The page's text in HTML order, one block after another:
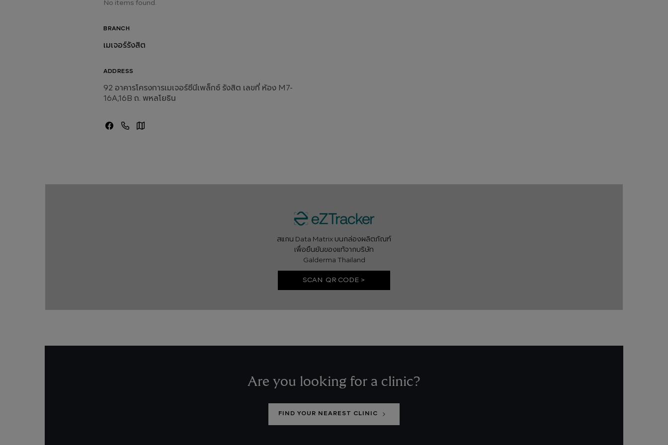
No items found.
BRANCH
เมเจอร์รังสิต
ADDRESS
92 อาคารโครงการเมเจอร์ซีนีเพล็กซ์ รังสิต เลขที่ ห้อง M7-
16A,16B ถ. พหลโยธิน
สแกน Data Matrix บนกล่องผลิตภัณฑ์
เพื่อยืนยันของแท้จากบริษัท
Galderma Thailand
SCAN QR CODE >
Are you looking for a clinic?
FIND YOUR NEAREST CLINIC